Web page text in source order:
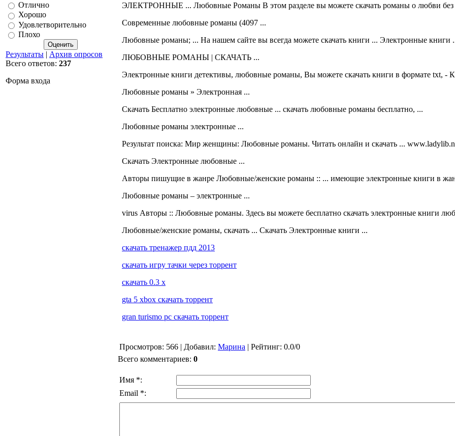
Отлично
Хорошо
Удовлетворительно
Плохо
Результаты | Архив опросов
Всего ответов: 237
Форма входа
ЭЛЕКТРОННЫЕ ... Любовные Романы В этом разделе вы можете скачать романы о любви без
Современные любовные романы (4097 ...
Любовные романы; ... На нашем сайте вы всегда можете скачать книги ... Электронные книги
ЛЮБОВНЫЕ РОМАНЫ | СКАЧАТЬ ...
Электронные книги детективы, любовные романы, Вы можете скачать книги в формате txt, -
Любовные романы » Электронная ...
Скачать Бесплатно электронные любовные ... скачать любовные романы бесплатно, ...
Любовные романы электронные ...
Результат поиска: Мир женщины: Любовные романы. Читать онлайн и скачать ...
Скачать Электронные любовные ...
Авторы пишущие в жанре Любовные/женские романы :: ... имеющие электронные книги в
Любовные романы – электронные ...
virus Авторы :: Любовные романы. Здесь вы можете бесплатно скачать электронные книги
Любовные/женские романы, скачать ... Скачать Электронные книги ...
скачать тренажер пдд 2013
скачать игру тачки через торрент
скачать 0.3 х
gta 5 xbox скачать торрент
gran turismo pc скачать торрент
Просмотров: 566 | Добавил: Марина | Рейтинг: 0.0/0
Всего комментариев: 0
Имя *:
Email *: